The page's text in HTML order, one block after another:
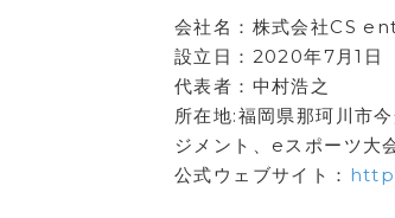
会社名：株式会社CS
設立日：2020年7月1日
代表者：中村浩之
所在地:福岡県那珂川市
ジメント、eスポーツ大
公式ウェブサイト：